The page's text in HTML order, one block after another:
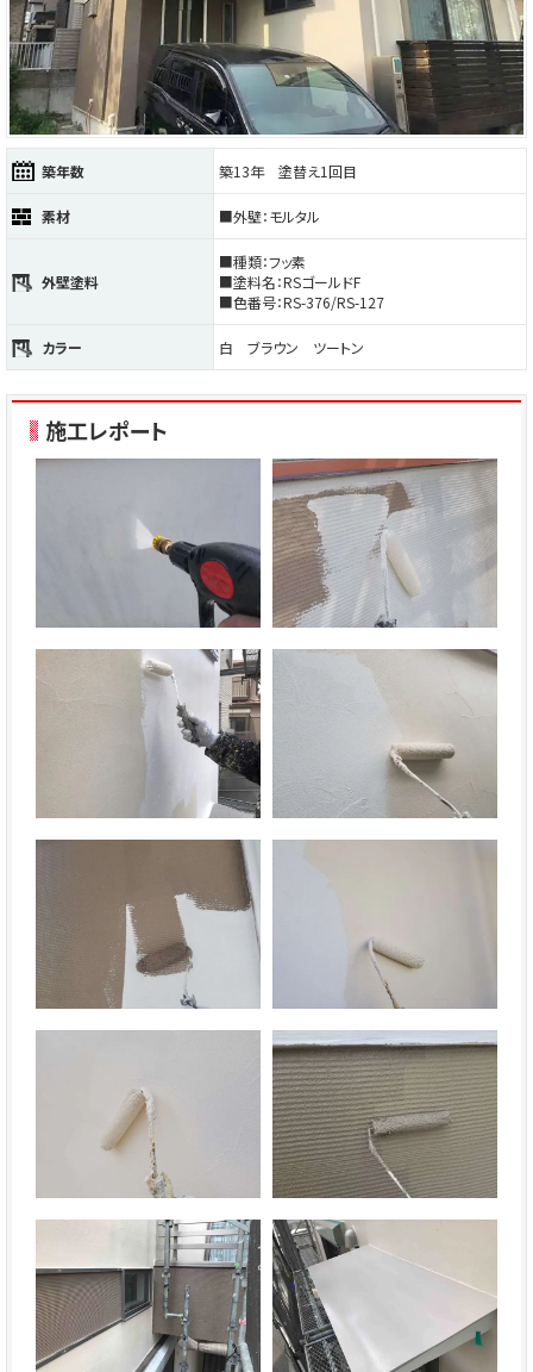
築年数 築13年 塗替え1回目
素材 ■外壁：モルタル
外壁塗料
■種類：フッ素
■塗料名：RSゴールドF
■色番号：RS-376/RS-127
カラー 白 ブラウン ツートン
施工レポート